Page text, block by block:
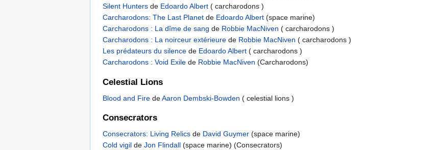
Silent Hunters de Edoardo Albert ( carcharodons )
Carcharodons: The Last Planet de Edoardo Albert (space marine)
Carcharodons : La dîme de sang de Robbie MacNiven ( carcharodons )
Carcharodons : La noirceur extérieure de Robbie MacNiven ( carcharodons )
Les prédateurs du silence de Edoardo Albert ( carcharodons )
Carcharodons : Void Exile de Robbie MacNiven (Carcharodons)
Celestial Lions
Blood and Fire deAaron Dembski-Bowden ( celestial lions )
Consecrators
Consecrators: Living Relics de David Guymer (space marine)
Cold vigil de Jon Flindall (space marine) (Consecrators)